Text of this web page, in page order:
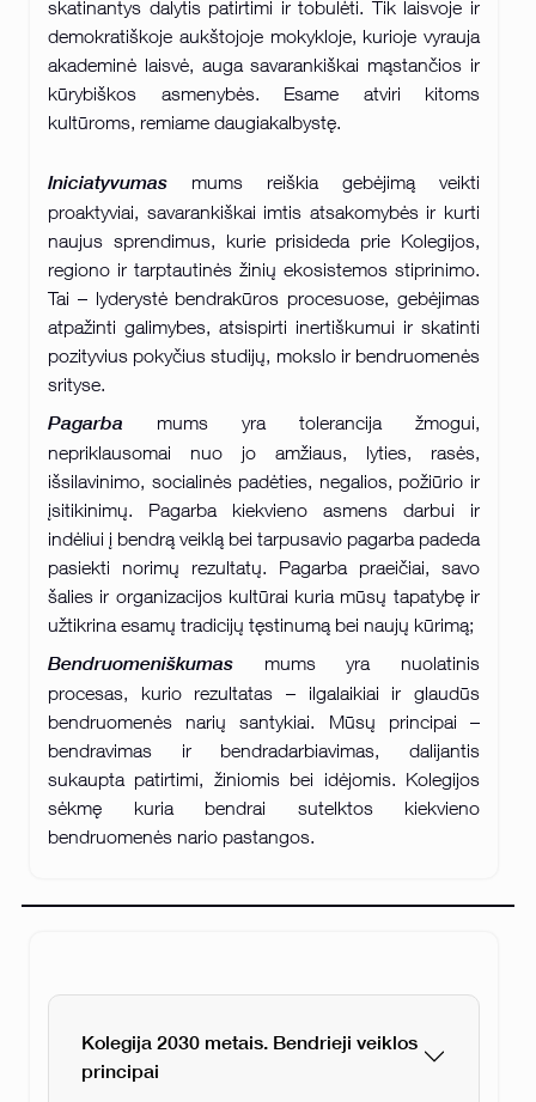
skatinantys dalytis patirtimi ir tobulėti. Tik laisvoje ir
demokratiškoje aukštojoje mokykloje, kurioje vyrauja
akademinė laisvė, auga savarankiškai mąstančios ir
kūrybiškos asmenybės. Esame atviri kitoms
kultūroms, remiame daugiakalbystę.
Iniciatyvumas mums reiškia gebėjimą veikti
proaktyviai, savarankiškai imtis atsakomybės ir kurti
naujus sprendimus, kurie prisideda prie Kolegijos,
regiono ir tarptautinės žinių ekosistemos stiprinimo.
Tai – lyderystė bendrakūros procesuose, gebėjimas
atpažinti galimybes, atsispirti inertiškumui ir skatinti
pozityvius pokyčius studijų, mokslo ir bendruomenės
srityse.
Pagarba mums yra tolerancija žmogui,
nepriklausomai nuo jo amžiaus, lyties, rasės,
išsilavinimo, socialinės padėties, negalios, požiūrio ir
įsitikinimų. Pagarba kiekvieno asmens darbui ir
indėliui į bendrą veiklą bei tarpusavio pagarba padeda
pasiekti norimų rezultatų. Pagarba praeičiai, savo
šalies ir organizacijos kultūrai kuria mūsų tapatybę ir
užtikrina esamų tradicijų tęstinumą bei naujų kūrimą;
Bendruomeniškumas mums yra nuolatinis
procesas, kurio rezultatas – ilgalaikiai ir glaudūs
bendruomenės narių santykiai. Mūsų principai –
bendravimas ir bendradarbiavimas, dalijantis
sukaupta patirtimi, žiniomis bei idėjomis. Kolegijos
sėkmę kuria bendrai sutelktos kiekvieno
bendruomenės nario pastangos.
Kolegija 2030 metais. Bendrieji veiklos
principai